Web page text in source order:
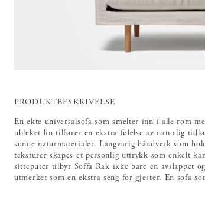
PRODUKTBESKRIVELSE
En ekte universalsofa som smelter inn i alle rom
ubleket lin tilfører en ekstra følelse av naturlig
sunne naturmaterialer. Langvarig håndverk som
teksturer skapes et personlig uttrykk som enkelt
sitteputer tilbyr Soffa Rak ikke bare en avslappet
utmerket som en ekstra seng for gjester. En sofa